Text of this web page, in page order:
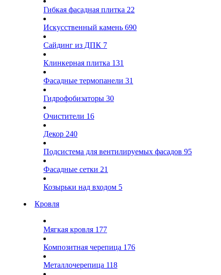
Гибкая фасадная плитка 22
Искусственный камень 690
Сайдинг из ДПК 7
Клинкерная плитка 131
Фасадные термопанели 31
Гидрофобизаторы 30
Очистители 16
Декор 240
Подсистема для вентилируемых фасадов 95
Фасадные сетки 21
Козырьки над входом 5
Кровля
Мягкая кровля 177
Композитная черепица 176
Металлочерепица 118